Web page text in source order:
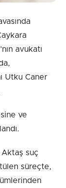
avukatı
Utku Caner
ve
Aktaş suç
süreçte,